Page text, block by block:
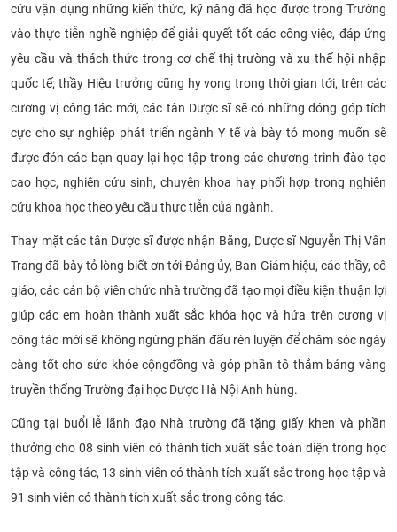
cứu vận dụng những kiến thức, kỹ năng đã học được trong Trường
vào thực tiễn nghề nghiệp để giải quyết tốt các công việc, đáp ứng
yêu cầu và thách thức trong cơ chế thị trường và xu thế hội nhập
quốc tế; thầy Hiệu trưởng cũng hy vọng trong thời gian tới, trên các
cương vị công tác mới, các tân Dược sĩ sẽ có những đóng góp tích
cực cho sự nghiệp phát triển ngành Y tế và bày tỏ mong muốn sẽ
được đón các bạn quay lại học tập trong các chương trình đào tạo
cao học, nghiên cứu sinh, chuyên khoa hay phối hợp trong nghiên
cứu khoa học theo yêu cầu thực tiễn của ngành.
Thay mặt các tân Dược sĩ được nhận Bằng, Dược sĩ Nguyễn Thị Vân
Trang đã bày tỏ lòng biết ơn tới Đảng ủy, Ban Giám hiệu, các thầy, cô
giáo, các cán bộ viên chức nhà trường đã tạo mọi điều kiện thuận lợi
giúp các em hoàn thành xuất sắc khóa học và hứa trên cương vị
công tác mới sẽ không ngừng phấn đấu rèn luyện để chăm sóc ngày
càng tốt cho sức khỏe cộngđồng và góp phần tô thắm bảng vàng
truyền thống Trường đại học Dược Hà Nội Anh hùng.
Cũng tại buổi lễ lãnh đạo Nhà trường đã tặng giấy khen và phần
thưởng cho 08 sinh viên có thành tích xuất sắc toàn diện trong học
tập và công tác, 13 sinh viên có thành tích xuất sắc trong học tập và
91 sinh viên có thành tích xuất sắc trong công tác.